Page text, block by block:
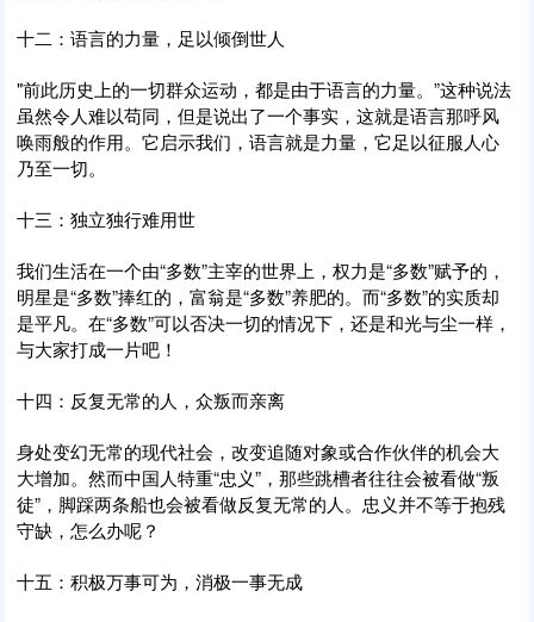
十二：语言的力量，足以倾倒世人
"前此历史上的一切群众运动，都是由于语言的力量。”这种说法
虽然令人难以苟同，但是说出了一个事实，这就是语言那呼风
唤雨般的作用。它启示我们，语言就是力量，它足以征服人心
乃至一切。
十三：独立独行难用世
我们生活在一个由“多数”主宰的世界上，权力是“多数”赋予的，
明星是“多数”捧红的，富翁是“多数”养肥的。而“多数”的实质却
是平凡。在“多数”可以否决一切的情况下，还是和光与尘一样，
与大家打成一片吧！
十四：反复无常的人，众叛而亲离
身处变幻无常的现代社会，改变追随对象或合作伙伴的机会大
大增加。然而中国人特重“忠义”，那些跳槽者往往会被看做“叛
徒”，脚踩两条船也会被看做反复无常的人。忠义并不等于抱残
守缺，怎么办呢？
十五：积极万事可为，消极一事无成